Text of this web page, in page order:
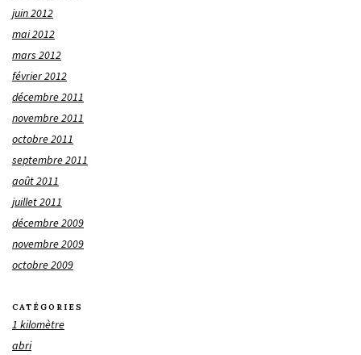
juin 2012
mai 2012
mars 2012
février 2012
décembre 2011
novembre 2011
octobre 2011
septembre 2011
août 2011
juillet 2011
décembre 2009
novembre 2009
octobre 2009
CATÉGORIES
1 kilomètre
abri